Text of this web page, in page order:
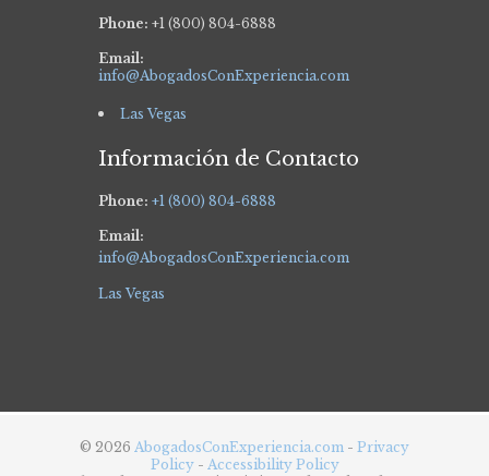
Phone: +1 (800) 804-6888
Email:
info@AbogadosConExperiencia.com
Las Vegas
Información de Contacto
Phone: +1 (800) 804-6888
Email:
info@AbogadosConExperiencia.com
Las Vegas
© 2026 AbogadosConExperiencia.com - Privacy
Policy - Accessibility Policy